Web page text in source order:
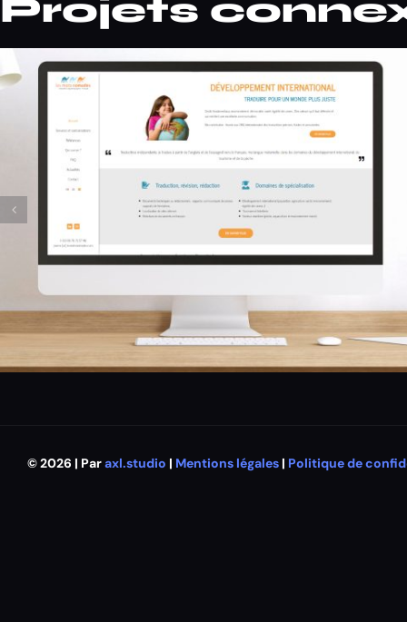
Projets
© 2026 | Paraxl.studio | Mentions légales| Politique de